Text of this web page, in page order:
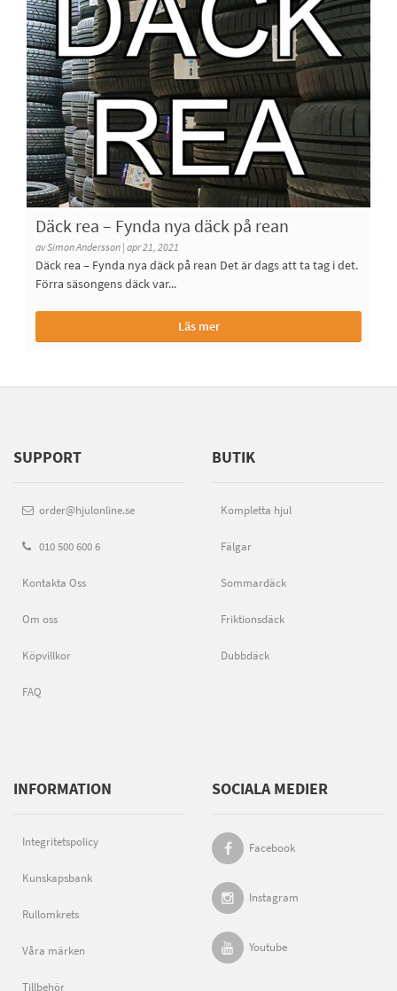
Däck rea – Fynda nya däck på rean
av Simon Andersson | apr 21, 2021
Däck rea – Fynda nya däck på rean Det är dags att ta tag i det.
Förra säsongens däck var...
Läs mer
SUPPORT
order@hjulonline.se
010 500 600 6
Kontakta Oss
Om oss
Köpvillkor
FAQ
BUTIK
Kompletta hjul
Fälgar
Sommardäck
Friktionsdäck
Dubbdäck
INFORMATION
Integritetspolicy
Kunskapsbank
Rullomkrets
Våra märken
Tillbehör
SOCIALA MEDIER
Facebook
Instagram
Youtube